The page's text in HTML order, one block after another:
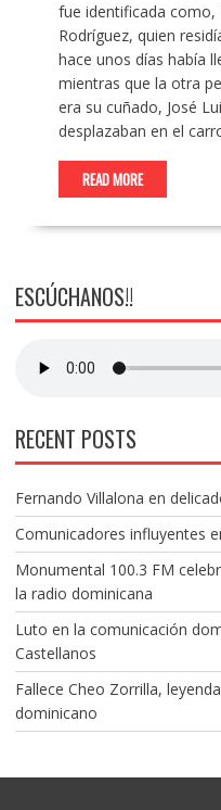
fue identificada como,
Rodríguez, quien
hace unos días había
mientras que la otra
era su cuñado, José
desplazaban en el
READ MORE
ESCÚCHANOS!!
RECENT POSTS
Fernando Villalona en
Comunicadores influyentes
Monumental 100.3 FM
la radio dominicana
Luto en la comunicación
Castellanos
Fallece Cheo Zorrilla,
dominicano